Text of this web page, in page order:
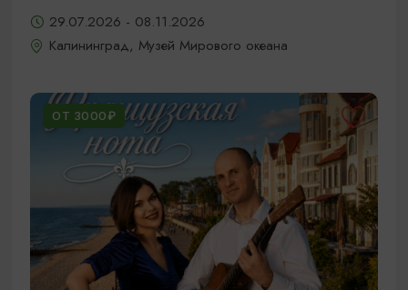
29.07.2026 - 08.11.2026
Калининград, Музей Мирового океана
ОТ 3000₽